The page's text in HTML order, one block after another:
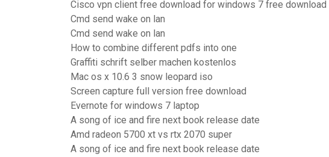
Cisco vpn client free download for windows 7 free download
Cmd send wake on lan
Cmd send wake on lan
How to combine different pdfs into one
Graffiti schrift selber machen kostenlos
Mac os x 10.6 3 snow leopard iso
Screen capture full version free download
Evernote for windows 7 laptop
A song of ice and fire next book release date
Amd radeon 5700 xt vs rtx 2070 super
A song of ice and fire next book release date